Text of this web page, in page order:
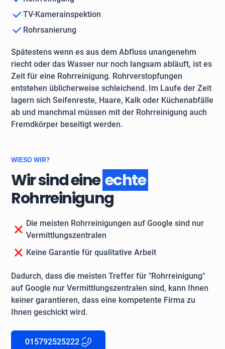
TV-Kamerainspektion
Rohrsanierung
Spätestens wenn es aus dem Abfluss unangenehm
riecht oder das Wasser nur noch langsam abläuft, ist es
Zeit für eine Rohrreinigung. Rohrverstopfungen
entstehen üblicherweise schleichend. Im Laufe der Zeit
lagern sich Seifenreste, Haare, Kalk oder Küchenabfälle
ab und manchmal müssen mit der Rohrreinigung auch
Fremdkörper beseitigt werden.
WIESO WIR?
Wir sind eineechte
Rohrreinigung
Die meisten Rohrreinigungen auf Google sind nur
Vermittlungszentralen
Keine Garantie für qualitative Arbeit
Dadurch, dass die meisten Treffer für "Rohrreinigung"
auf Google nur Vermittlungszentralen sind, kann Ihnen
keiner garantieren, dass eine kompetente Firma zu
Ihnen geschickt wird.
015792525222